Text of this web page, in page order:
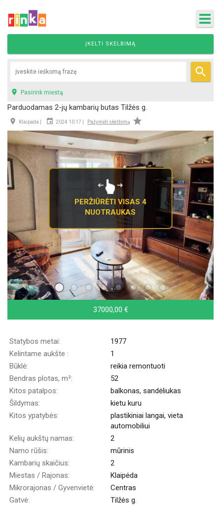
ĮKELTI SKELBIMĄ

 Pasirink miestą
Parduodamas 2-jų kambarių butas Tilžės g.
 Klaipėda | 2024 10 17 | Pažymėti skelbimą 
37000,00 €
PERŽIŪRĖTI VISAS 4
NUOTRAUKAS
Statybos metai:
1977
Kelintame aukšte :
1
Būklė:
reikia remontuoti
Bendras plotas, m²:
52
Kitos patalpos:
balkonas, sandėliukas
Šildymas:
kietu kuru
Kitos ypatybės:
plastikiniai langai, vieta
automobiliui
Kelių aukštų namas:
2
Namo rūšis:
mūrinis
Kambarių skaičius:
2
Miestas / Rajonas:
Klaipėda
Mikrorajonas / Gyvenvietė:
Centras
Gatvė:
Tilžės g.